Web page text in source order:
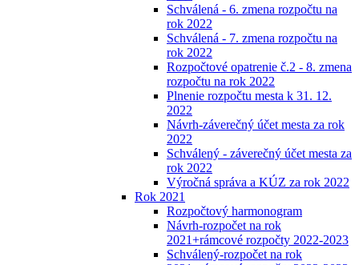
Schválená - 6. zmena rozpočtu na
rok 2022
Schválená - 7. zmena rozpočtu na
rok 2022
Rozpočtové opatrenie č.2 - 8. zmena
rozpočtu na rok 2022
Plnenie rozpočtu mesta k 31. 12.
2022
Návrh-záverečný účet mesta za rok
2022
Schválený - záverečný účet mesta za
rok 2022
Výročná správa a KÚZ za rok 2022
Rok 2021
Rozpočtový harmonogram
Návrh-rozpočet na rok
2021+rámcové rozpočty 2022-2023
Schválený-rozpočet na rok